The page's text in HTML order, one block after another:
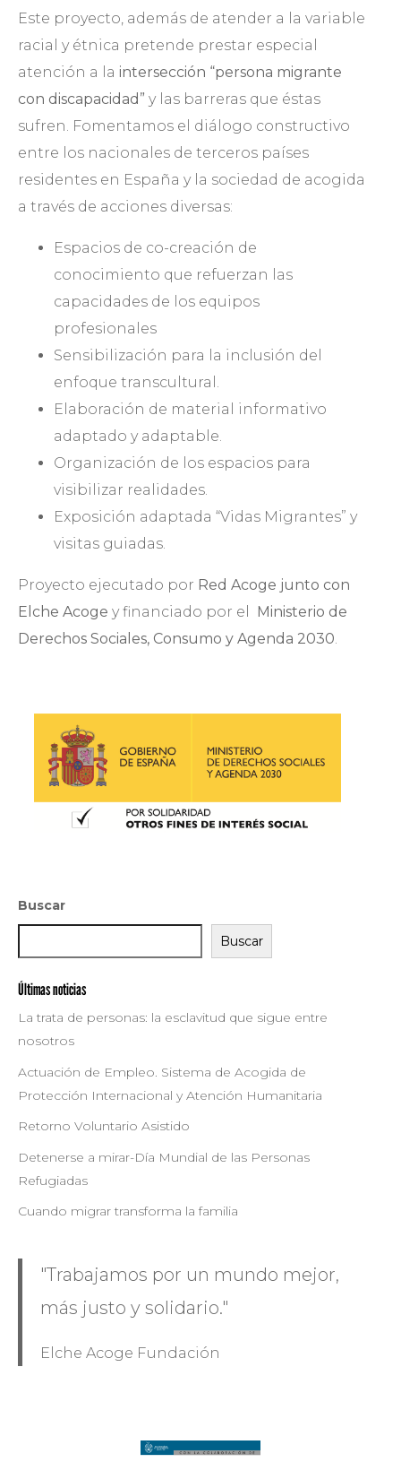
Este proyecto, además de atender a la variable
racial y étnica pretende prestar especial
atención a la intersección “persona migrante
con discapacidad” y las barreras que éstas
sufren. Fomentamos el diálogo constructivo
entre los nacionales de terceros países
residentes en España y la sociedad de acogida
a través de acciones diversas:
Espacios de co-creación de
conocimiento que refuerzan las
capacidades de los equipos
profesionales
Sensibilización para la inclusión del
enfoque transcultural.
Elaboración de material informativo
adaptado y adaptable.
Organización de los espacios para
visibilizar realidades.
Exposición adaptada “Vidas Migrantes” y
visitas guiadas.
Proyecto ejecutado por Red Acoge junto con
Elche Acoge y financiado por el Ministerio de
Derechos Sociales, Consumo y Agenda 2030
Buscar
Buscar
Últimas noticias
La trata de personas: la esclavitud que sigue entre
nosotros
Actuación de Empleo. Sistema de Acogida de
Protección Internacional y Atención Humanitaria
Retorno Voluntario Asistido
Detenerse a mirar-Día Mundial de las Personas
Refugiadas
Cuando migrar transforma la familia
"Trabajamos por un mundo mejor,
más justo y solidario."
Elche Acoge Fundación